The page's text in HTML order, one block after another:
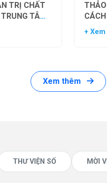
TRỊ CHẤT
TÂM
ỐNG
TỐI
+
Xem thêm
THƯ VIỆN SỐ MỜI